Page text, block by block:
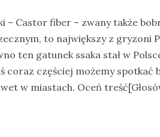
– Castor fiber – zwany także
to największy z gryzoni
ten gatunek ssaka stał w
coraz częściej możemy spotkać
w miastach. Oceń